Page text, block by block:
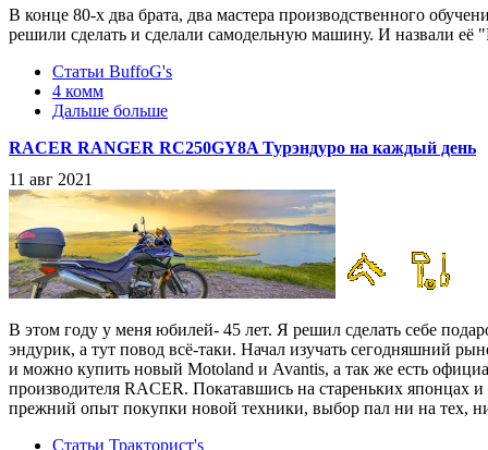
В конце 80-х два брата, два мастера производственного
решили сделать и сделали самодельную машину. И назвали
Статьи BuffoG's
4 комм
Дальше больше
RACER RANGER RC250GY8A Турэндуро на каждый день
11 авг 2021
В этом году у меня юбилей- 45 лет. Я решил сделать себе
эндурик, а тут повод всё-таки. Начал изучать сегодняшний
и можно купить новый Motoland и Avantis, а так же есть
производителя RACER. Покатавшись на стареньких японцах
прежний опыт покупки новой техники, выбор пал ни на тех,
Статьи Тракторист's